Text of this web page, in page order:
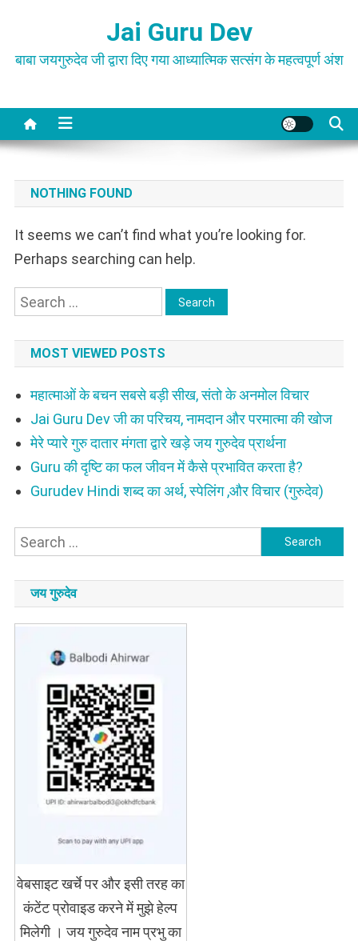
content
Jai Guru Dev
बाबा जयगुरुदेव जी द्वारा दिए गया आध्यात्मिक सत्संग के महत्वपूर्ण अंश
NOTHING FOUND
It seems we can’t find what you’re looking for.
Perhaps searching can help.
Search
MOST VIEWED POSTS
महात्माओं के बचन सबसे बड़ी सीख, संतो के अनमोल विचार
Jai Guru Dev जी का परिचय, नामदान और परमात्मा की खोज
मेरे प्यारे गुरु दातार मंगता द्वारे खड़े जय गुरुदेव प्रार्थना
Guru की दृष्टि का फल जीवन में कैसे प्रभावित करता है?
Gurudev Hindi शब्द का अर्थ, स्पेलिंग ,और विचार (गुरुदेव)
Search
जय गुरुदेव
वेबसाइट खर्चे पर और इसी तरह का
कंटेंट प्रोवाइड करने में मुझे हेल्प
मिलेगी । जय गुरुदेव नाम प्रभु का